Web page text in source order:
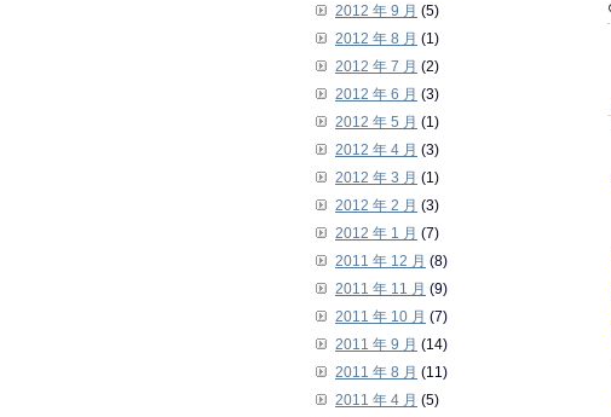
2012 年 9 月 (5)
2012 年 8 月 (1)
2012 年 7 月 (2)
2012 年 6 月 (3)
2012 年 5 月 (1)
2012 年 4 月 (3)
2012 年 3 月 (1)
2012 年 2 月 (3)
2012 年 1 月 (7)
2011 年 12 月 (8)
2011 年 11 月 (9)
2011 年 10 月 (7)
2011 年 9 月 (14)
2011 年 8 月 (11)
2011 年 4 月 (5)